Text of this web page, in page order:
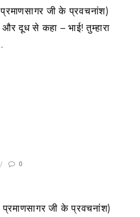
प्रमाणसागर जी के प्रवचनांश)
दूध से कहा – भाई! तुम्हारा
0
प्रमाणसागर जी के प्रवचनांश)